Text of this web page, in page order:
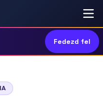
Fedezd fel